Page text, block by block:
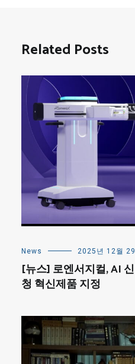
Related Posts
News 2025년 12월 29
[뉴스] 로엔서지컬, AI
청 혁신제품 지정